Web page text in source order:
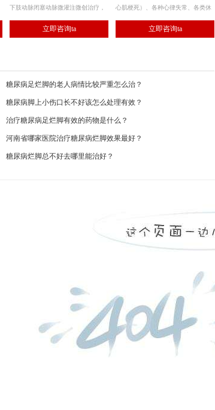
下肢动脉闭塞动脉微灌注微创治疗，
立即咨询ta
心肌梗死）、各种心律失常、各类休
病，均有较丰富的临床经验。
立即咨询ta
糖尿病足烂脚的老人病情比较严重怎么治？
糖尿病脚上小伤口长不好该怎么处理有效？
治疗糖尿病足烂脚有效的药物是什么？
河南省哪家医院治疗糖尿病烂脚效果最好？
糖尿病烂脚总不好去哪里能治好？